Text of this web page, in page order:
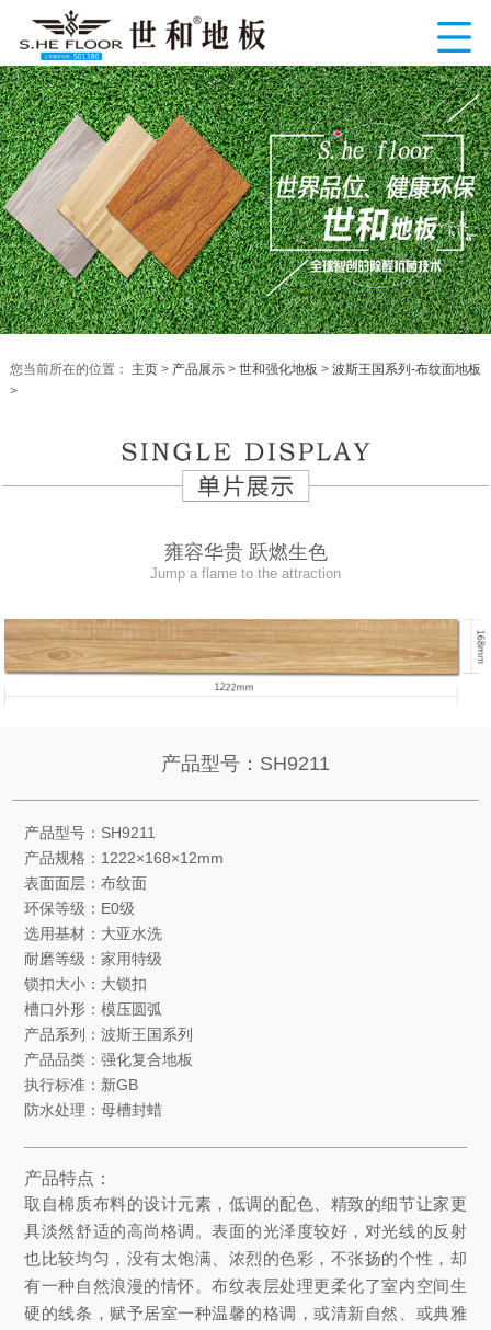
您当前所在的位置： 主页> 产品展示> 世和强化地板 > 波斯王国系列-布纹面地板
>
雍容华贵 跃燃生色
Jump a flame to the attraction
产品型号：SH9211
产品型号：SH9211
产品规格：1222×168×12mm
表面面层：布纹面
环保等级：E0级
选用基材：大亚水洗
耐磨等级：家用特级
锁扣大小：大锁扣
槽口外形：模压圆弧
产品系列：波斯王国系列
产品品类：强化复合地板
执行标准：新GB
防水处理：母槽封蜡
产品特点：
取自棉质布料的设计元素，低调的配色、精致的细节让家更
具淡然舒适的高尚格调。表面的光泽度较好，对光线的反射
也比较均匀，没有太饱满、浓烈的色彩，不张扬的个性，却
有一种自然浪漫的情怀。布纹表层处理更柔化了室内空间生
硬的线条，赋予居室一种温馨的格调，或清新自然、或典雅